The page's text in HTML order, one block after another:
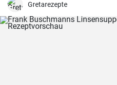
Gretarezepte